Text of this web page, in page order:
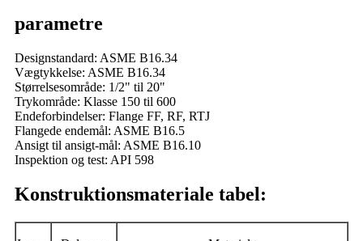
parametre
Designstandard: ASME B16.34
Vægtykkelse: ASME B16.34
Størrelsesområde: 1/2" til 20"
Trykområde: Klasse 150 til 600
Endeforbindelser: Flange FF, RF, RTJ
Flangede endemål: ASME B16.5
Ansigt til ansigt-mål: ASME B16.10
Inspektion og test: API 598
Konstruktionsmateriale tabel: